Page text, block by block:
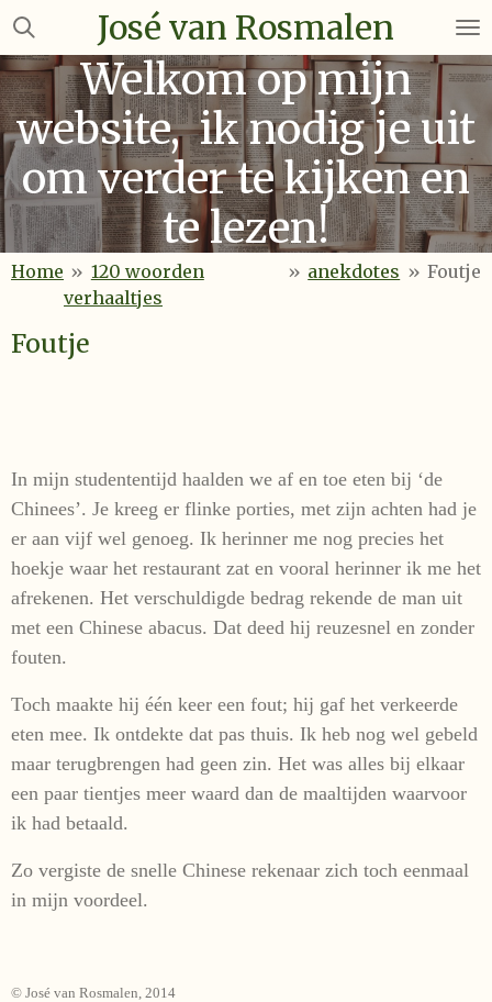
Ga
naar
de
hoofdinhoud
José van Rosmalen
Welkom op mijn
website, ik nodig je uit
om verder te kijken en
te lezen!
Home » 120 woorden
verhaaltjes
» anekdotes » Foutje
Foutje
In mijn studententijd haalden we af en toe eten bij ‘de
Chinees’. Je kreeg er flinke porties, met zijn achten had je
er aan vijf wel genoeg. Ik herinner me nog precies het
hoekje waar het restaurant zat en vooral herinner ik me het
afrekenen. Het verschuldigde bedrag rekende de man uit
met een Chinese abacus. Dat deed hij reuzesnel en zonder
fouten.
Toch maakte hij één keer een fout; hij gaf het verkeerde
eten mee. Ik ontdekte dat pas thuis. Ik heb nog wel gebeld
maar terugbrengen had geen zin. Het was alles bij elkaar
een paar tientjes meer waard dan de maaltijden waarvoor
ik had betaald.
Zo vergiste de snelle Chinese rekenaar zich toch eenmaal
in mijn voordeel.
© José van Rosmalen, 2014